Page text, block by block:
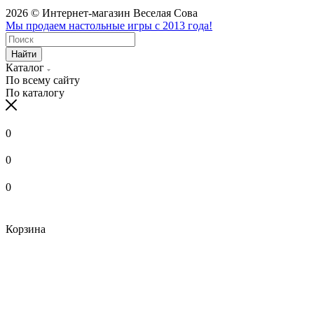
2026 © Интернет-магазин Веселая Сова
Мы продаем настольные игры с 2013 года!
Найти
Каталог
По всему сайту
По каталогу
0
0
0
Корзина